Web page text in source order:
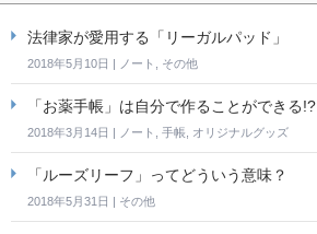
法律家が愛用する「リーガルパッド」
2018年5月10日 | ノート その他
「お薬手帳」は自分で作ることができる!?
2018年3月14日 | ノート 手帳 オリジナルグッズ
「ルーズリーフ」ってどういう意味？
2018年5月31日 | その他